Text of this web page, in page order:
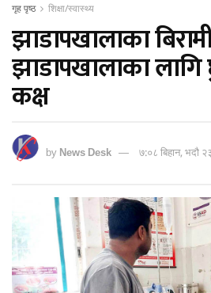
गृह पृष्ठ शिक्षा/स्वास्थ्य
झाडापखालाका
झाडापखालाका लागि
कक्ष
byNews Desk ७:०८ बिहान, भदौ